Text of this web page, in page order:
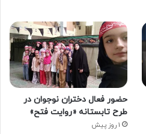
حضور فعال دختران نوجوان در
طرح تابستانه «روایت فتح»
1 روز پیش